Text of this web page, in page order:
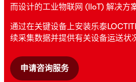
而设计的工业物联网 (IIoT) 解决方
通过在关键设备上安装乐泰
续采集数据并提供有关设备运送状
申请咨询服务